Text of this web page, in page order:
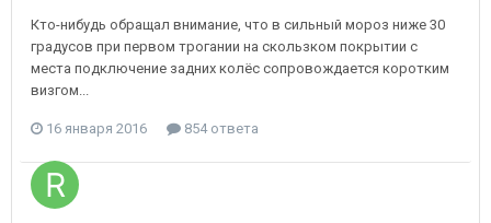
Кто-нибудь обращал внимание, что в сильный мороз ниже 30
градусов при первом трогании на скользком покрытии с
места подключение задних колёс сопровождается коротким
визгом...
16 января 2016 854 ответа